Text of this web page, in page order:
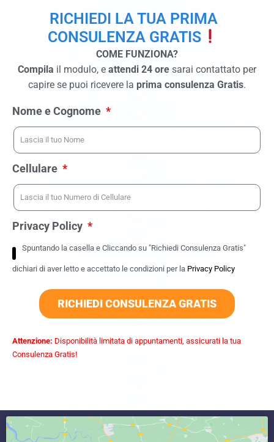
RICHIEDI LA TUA PRIMA
CONSULENZA GRATIS
COME FUNZIONA?
Compila il modulo, e attendi 24 ore sarai contattato per
capire se puoi ricevere la prima consulenza Gratis.
Nome e Cognome
Cellulare
Privacy Policy
Spuntando la casella e Cliccando su "Richiedi Consulenza Gratis"
dichiari di aver letto e accettato le condizioni per la Privacy Policy
RICHIEDI CONSULENZA GRATIS
Attenzione: Disponibilità limitata di appuntamenti, assicurati la tua
Consulenza Gratis!